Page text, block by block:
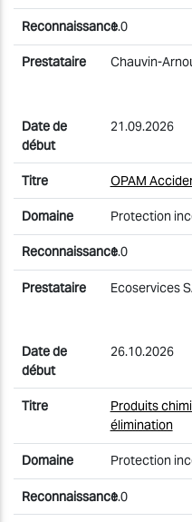
1.0
Chauvin-
21.09.2026
OPAM
Protection
1.0
Ecoservices
26.10.2026
Produits
élimination
Protection
1.0